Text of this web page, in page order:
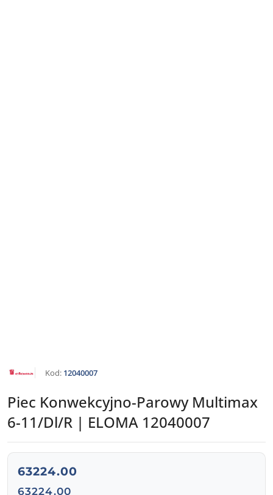
NAZWA
PRODUCENTA:
Kod: 12040007
Piec Konwekcyjno-Parowy Multimax
6-11/Dl/R | ELOMA 12040007
cena:
63224.00
Cena:
63224.00